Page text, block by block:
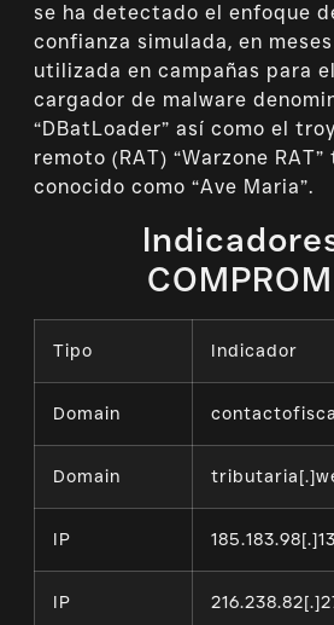
se ha detectado el enfoque
confianza simulada, en
utilizada en campañas para
cargador de malware
“DBatLoader” así como el
remoto (RAT) “Warzone
conocido como “Ave Maria”.
Tipo Indicador
Domain
Domain
IP
IP